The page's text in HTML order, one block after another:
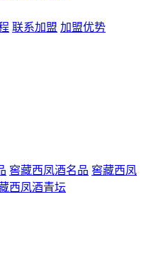
联系加盟 加盟优势
窖藏西凤酒名品 窖藏西凤
西凤酒青坛